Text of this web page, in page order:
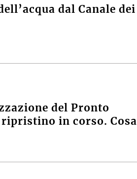
dal Canale dei
del Pronto
in corso. Cosa